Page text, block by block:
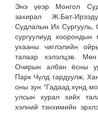
Энэ үеэр Монгол
захирал Ж.Бат-
Судлалын Их Сургууль,
сургуулиуд
ухааны чиглэлийн
талаар хэлэлцэв.
Очирын албан ёсны
Парк Чүлд гардуулж,
оны зун “Гадаад хүнд
улсын хурал хийх
хэлний тэнхимийн